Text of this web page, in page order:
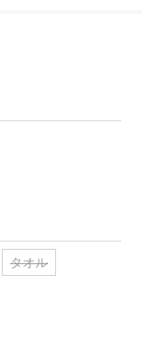
タオル